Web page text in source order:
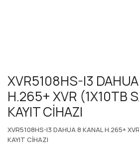
XVR5108HS-I3
H.265+ XVR (1X10TB
KAYIT CİHAZI
XVR5108HS-I3 DAHUA 8 KANAL H.265+
KAYIT CİHAZI